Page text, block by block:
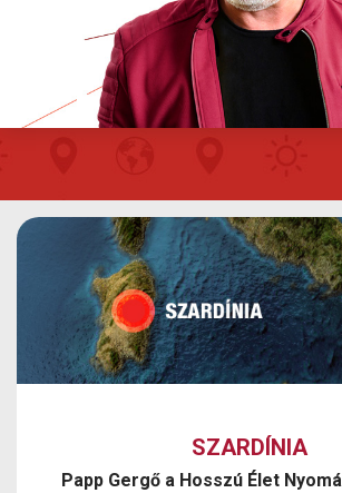
SZARDÍNIA
Papp Gergő a Hosszú Élet